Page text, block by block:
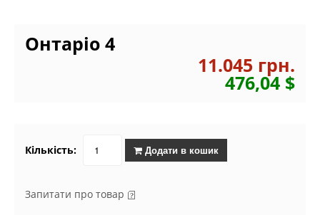
Онтаріо 4
11.045 грн.
476,04 $
Кількість: Додати в кошик
Запитати про товар